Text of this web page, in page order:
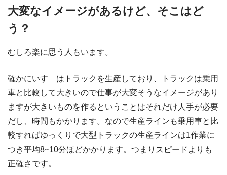
大変なイメージがあるけど、そこはど
う？
むしろ楽に思う人もいます。
確かにいすゞはトラックを生産しており、トラックは乗用
車と比較して大きいので仕事が大変そうなイメージがあり
ますが大きいものを作るということはそれだけ人手が必要
だし、時間もかかります。なので生産ラインも乗用車と比
較すればゆっくりで大型トラックの生産ラインは1作業に
つき平均8~10分ほどかかります。つまりスピードよりも
正確さです。